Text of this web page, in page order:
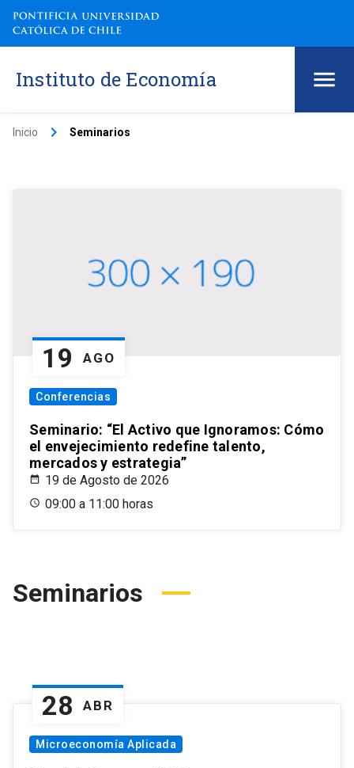
Instituto de Economía
Inicio keyboard_arrow_right Seminarios
19 AGO
Conferencias
Seminario: “El Activo que Ignoramos: Cómo
el envejecimiento redefine talento,
mercados y estrategia”
19 de Agosto de 2026
09:00 a 11:00 horas
Seminarios
28 ABR
Microeconomía Aplicada